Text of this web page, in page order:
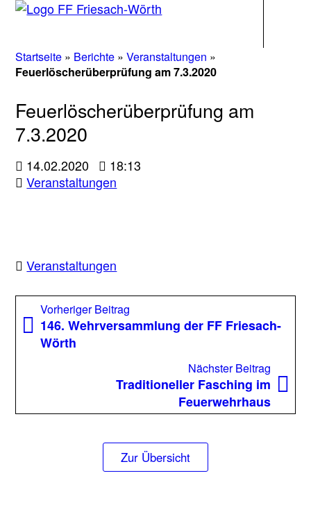
Startseite » Berichte »Veranstaltungen »
Feuerlöscherüberprüfung am 7.3.2020
Feuerlöscherüberprüfung am
7.3.2020
14.02.2020
18:13
Veranstaltungen
Veranstaltungen
Beitragsnavigation
Vorheriger Beitrag
Beitrag:
146. Wehrversammlung der FF Friesach-
Wörth
Nächster Beitrag
Traditioneller Fasching im
Feuerwehrhaus
Zur Übersicht